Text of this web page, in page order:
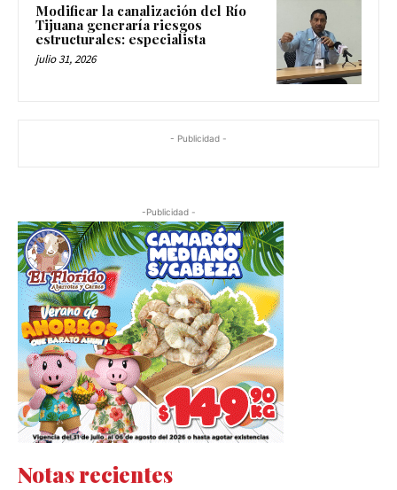
Modificar la canalización del Río
Tijuana generaría riesgos
estructurales: especialista
julio 31, 2026
- Publicidad -
-Publicidad -
Notas recientes